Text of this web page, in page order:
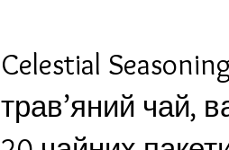
Celestial
трав’яний чай,